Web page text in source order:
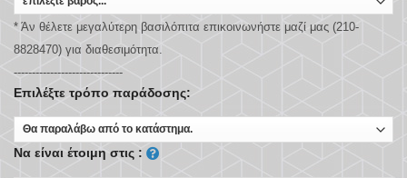
* Άν θέλετε μεγαλύτερη βασιλόπιτα επικοινωνήστε μαζί μας (210-
8828470) για διαθεσιμότητα.
------------------------------
Επιλέξτε τρόπο παράδοσης:
Να είναι έτοιμη στις :